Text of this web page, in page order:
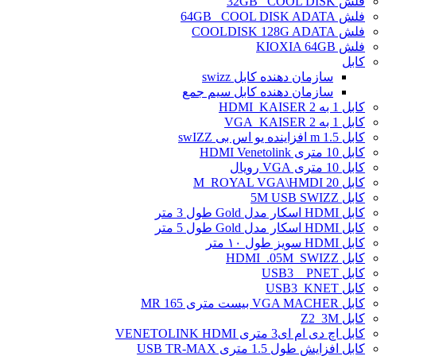
فلش 64GB _COOL DISK ADATA
فلش COOLDISK 128G ADATA
فلش KIOXIA 64GB
کابل
سازمان دهنده کابل swizz
سازمان دهنده کابل سیم جمع
کابل 1 به 2 HDMI_KAISER
کابل 1 به 2 VGA_KAISER
کابل 1.5 m افزاینده یو اس بی swIZZ
کابل 10 متری HDMI Venetolink
کابل 10 متری VGA رویال
کابل 20 M_ROYAL VGA\HMDI
کابل 5M USB SWIZZ
کابل HDMI اسکار مدل Gold طول 3 متر
کابل HDMI اسکار مدل Gold طول 5 متر
کابل HDMI سویز طول ۱۰ متر
کابل HDMI_.05M_SWIZZ
کابل USB3 _ PNET
کابل USB3_KNET
کابل VGA MACHER بیست متری MR 165
کابل Z2_3M
کابل اچ دی ام ای3 متری VENETOLINK HDMI
کابل افزایش طول 1.5 متری USB TR-MAX